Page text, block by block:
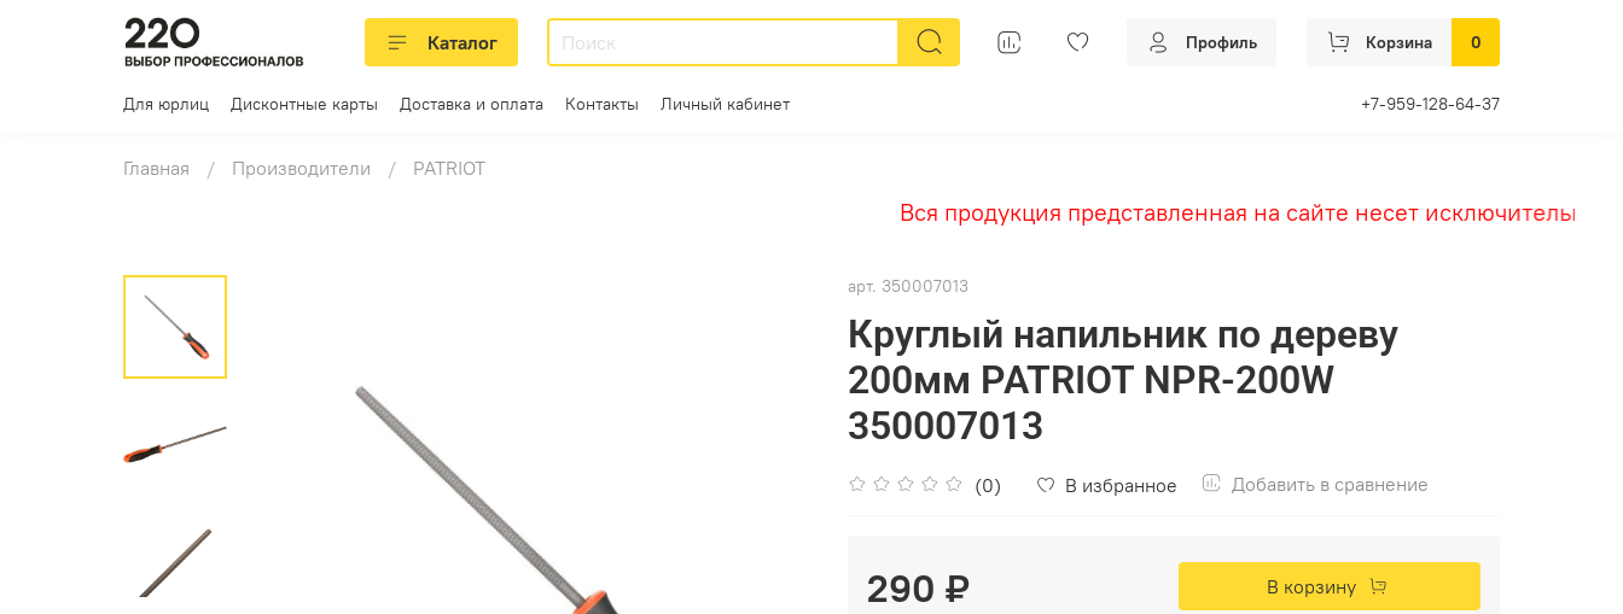
Каталог Профиль Корзина 0
Для юрлиц Дисконтные карты Доставка и оплата Контакты Личный кабинет +7-959-128-64-37
Главная Производители PATRIOT
Вся продукция представленная на сайте несет исключительно
арт. 350007013
Круглый напильник по дереву
200мм PATRIOT NPR-200W
350007013
(0) В избранное Добавить в сравнение
290 ₽ В корзину